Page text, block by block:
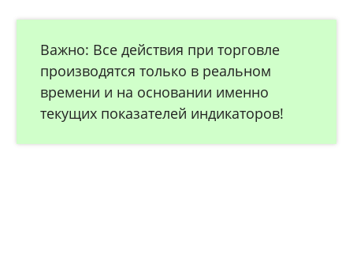
Важно: Все действия при торговле
производятся только в реальном
времени и на основании именно
текущих показателей индикаторов!